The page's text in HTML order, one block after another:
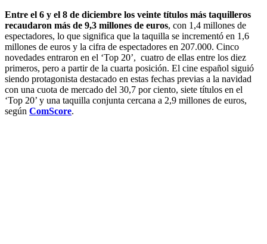
Entre el 6 y el 8 de diciembre los veinte títulos más taquilleros
recaudaron más de 9,3 millones de euros, con 1,4 millones de
espectadores, lo que significa que la taquilla se incrementó en 1,6
millones de euros y la cifra de espectadores en 207.000. Cinco
novedades entraron en el ‘Top 20’, cuatro de ellas entre los diez
primeros, pero a partir de la cuarta posición. El cine español siguió
siendo protagonista destacado en estas fechas previas a la navidad
con una cuota de mercado del 30,7 por ciento, siete títulos en el
‘Top 20’ y una taquilla conjunta cercana a 2,9 millones de euros,
según ComScore.